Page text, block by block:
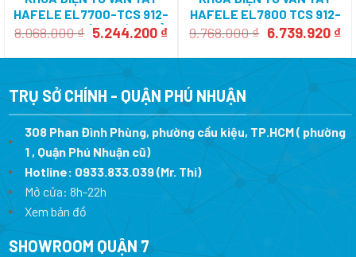
HAFELE EL7700-TCS 912-
05-583 – THÂN KHÓA NHỎ
8.068.000₫ Giá
là:
5.244.200 ₫Giá
tại
5.244.200 ₫.
HAFELE EL7800 TCS 912-
05-763
9.768.000₫ Giá
là:
6.739.920 ₫
tại
TRỤ SỞ CHÍNH - QUẬN PHÚ NHUẬN
308 Phan Đình Phùng, phường cầu kiệu, TP.HCM ( phường
1 , Quận Phú Nhuận cũ)
Hotline: 0933.833.039(Mr. Thi)
Mở cửa: 8h-22h
Xem bản đồ
SHOWROOM QUẬN 7